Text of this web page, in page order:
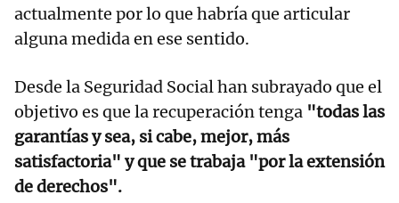
actualmente por lo que habría que articular
alguna medida en ese sentido.
Desde la Seguridad Social han subrayado que el
objetivo es que la recuperación tenga "todas las
garantías y sea, si cabe, mejor, más
satisfactoria" y que se trabaja "por la extensión
de derechos".